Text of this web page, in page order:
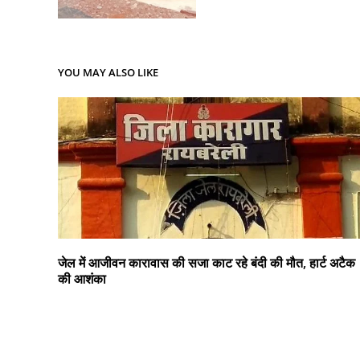
YOU MAY ALSO LIKE
जेल में आजीवन कारावास की सजा काट रहे बंदी की मौत, हार्ट अटैक
की आशंका